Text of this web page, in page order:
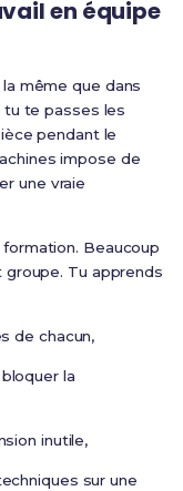
en équipe
la même que dans
tu te passes les
pendant le
impose de
une vraie
Beaucoup
Tu apprends
de chacun,
la
inutile,
sur une